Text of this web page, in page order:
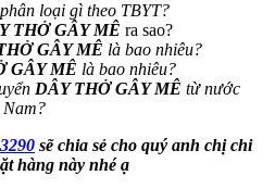
phân loại gì theo TBYT?
THỞ GÂY MÊ ra sao?
GÂY MÊ là bao nhiêu?
GÂY MÊ là bao nhiêu?
DÂY THỞ GÂY MÊ từ nước
Nam?
sẽ chia sẻ cho quý anh chị chi
hàng này nhé ạ